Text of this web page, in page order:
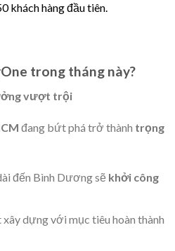
khách hàng đầu tiên.
trong tháng này?
vượt trội
đang bứt phá trở thành trọng
đến Bình Dương sẽ khởi công
dựng với mục tiêu hoàn thành